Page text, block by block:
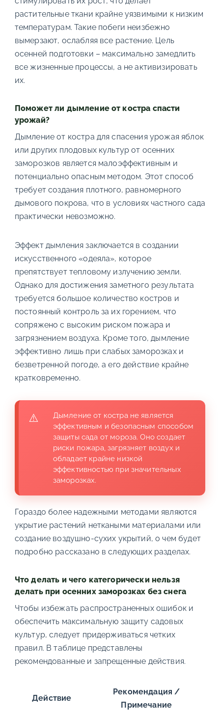
растительные ткани крайне уязвимыми к низким
температурам. Такие побеги неизбежно
вымерзают, ослабляя все растение. Цель
осенней подготовки – максимально замедлить
все жизненные процессы, а не активизировать
их.
Поможет ли дымление от костра спасти
урожай?
Дымление от костра для спасения урожая яблок
или других плодовых культур от осенних
заморозков является малоэффективным и
потенциально опасным методом. Этот способ
требует создания плотного, равномерного
дымового покрова, что в условиях частного сада
практически невозможно.
Эффект дымления заключается в создании
искусственного «одеяла», которое
препятствует тепловому излучению земли.
Однако для достижения заметного результата
требуется большое количество костров и
постоянный контроль за их горением, что
сопряжено с высоким риском пожара и
загрязнением воздуха. Кроме того, дымление
эффективно лишь при слабых заморозках и
безветренной погоде, а его действие крайне
кратковременно.
Дымление от костра не является
эффективным и безопасным способом
защиты сада от мороза. Оно создает
риски пожара, загрязняет воздух и
обладает крайне низкой
эффективностью при значительных
заморозках.
Гораздо более надежными методами являются
укрытие растений неткаными материалами или
создание воздушно-сухих укрытий, о чем будет
подробно рассказано в следующих разделах.
Что делать и чего категорически нельзя
делать при осенних заморозках без снега
Чтобы избежать распространенных ошибок и
обеспечить максимальную защиту садовых
культур, следует придерживаться четких
правил. В таблице представлены
рекомендованные и запрещенные действия.
Действие
Рекомендация /
Примечание